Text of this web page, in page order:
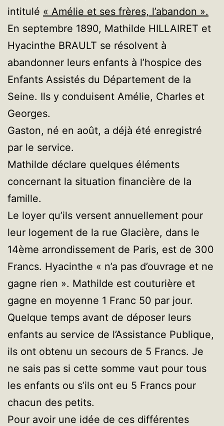
intitulé « Amélie et ses frères, l’abandon ».
En septembre 1890, Mathilde HILLAIRET et
Hyacinthe BRAULT se résolvent à
abandonner leurs enfants à l’hospice des
Enfants Assistés du Département de la
Seine. Ils y conduisent Amélie, Charles et
Georges.
Gaston, né en août, a déjà été enregistré
par le service.
Mathilde déclare quelques éléments
concernant la situation financière de la
famille.
Le loyer qu’ils versent annuellement pour
leur logement de la rue Glacière, dans le
14ème arrondissement de Paris, est de 300
Francs. Hyacinthe « n’a pas d’ouvrage et ne
gagne rien ». Mathilde est couturière et
gagne en moyenne 1 Franc 50 par jour.
Quelque temps avant de déposer leurs
enfants au service de l’Assistance Publique,
ils ont obtenu un secours de 5 Francs. Je
ne sais pas si cette somme vaut pour tous
les enfants ou s’ils ont eu 5 Francs pour
chacun des petits.
Pour avoir une idée de ces différentes